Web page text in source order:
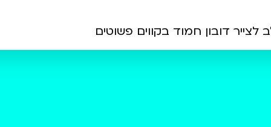
דובון חמוד בקווים פשוטים